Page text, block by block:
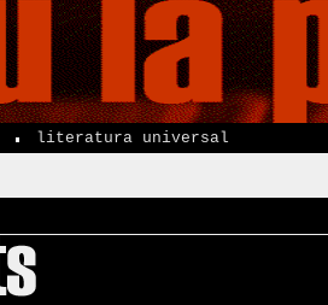
literatura universal